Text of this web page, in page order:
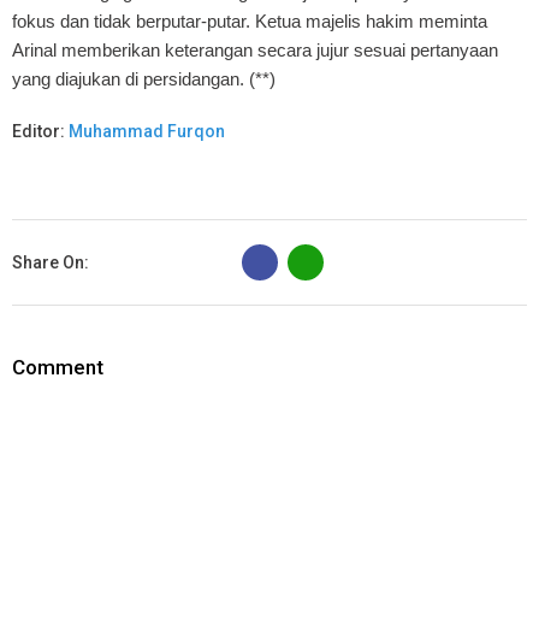
fokus dan tidak berputar-putar. Ketua majelis hakim meminta
Arinal memberikan keterangan secara jujur sesuai pertanyaan
yang diajukan di persidangan. (**)
Editor: Muhammad Furqon
Share On:
B
Comment